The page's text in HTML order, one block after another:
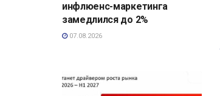
инфлюенс-маркетинга
замедлился до 2%
07.08.2026